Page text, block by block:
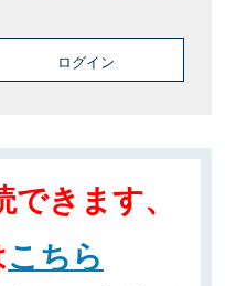
ログイン
きます、
こちら